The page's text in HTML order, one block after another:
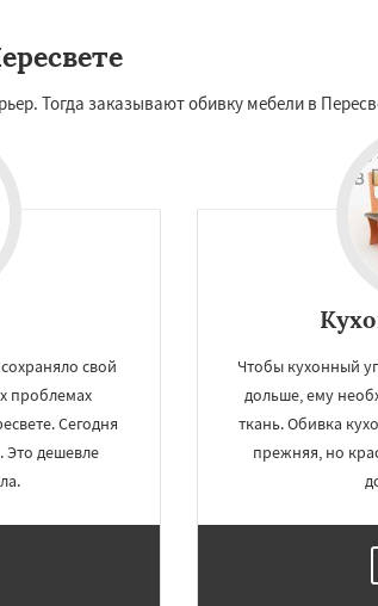
Тогда заказывают обивку мебели в
свой
проблемах
Сегодня
дешевле
Чтобы кухонный
дольше, ему
ткань. Обивка
прежняя, но